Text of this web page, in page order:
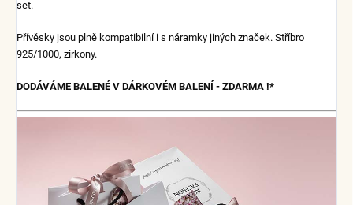
set.
Přívěsky jsou plně kompatibilní i s náramky jiných značek. Stříbro
925/1000, zirkony.
DODÁVÁME BALENÉ V DÁRKOVÉM BALENÍ - ZDARMA !*